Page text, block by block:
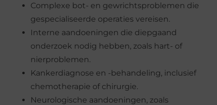
Complexe bot- en gewrichtsproblemen die
gespecialiseerde operaties vereisen.
Interne aandoeningen die diepgaand
onderzoek nodig hebben, zoals hart- of
nierproblemen.
Kankerdiagnose en -behandeling, inclusief
chemotherapie of chirurgie.
Neurologische aandoeningen, zoals